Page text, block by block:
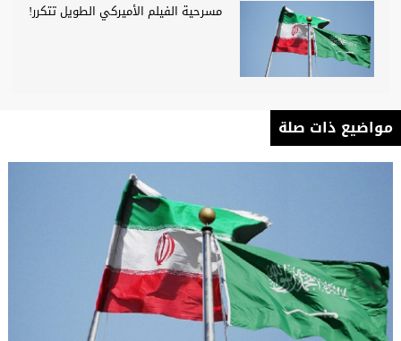
مسرحية الفيلم الأميركي الطويل تتكرر!
مواضيع ذات صلة